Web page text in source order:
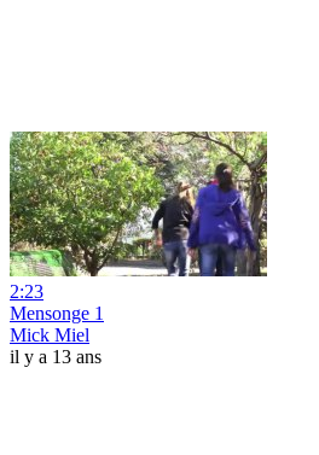
2:23
Mensonge 1
Mick Miel
il y a 13 ans